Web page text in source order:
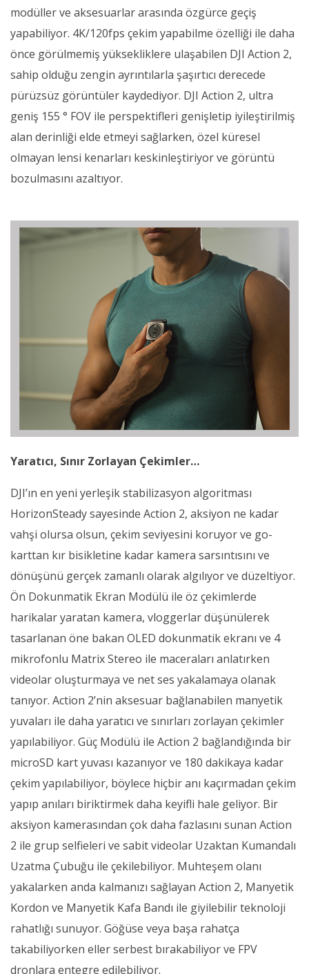
modüller ve aksesuarlar arasında özgürce geçiş
yapabiliyor. 4K/120fps çekim yapabilme özelliği ile daha
önce görülmemiş yüksekliklere ulaşabilen DJI Action 2,
sahip olduğu zengin ayrıntılarla şaşırtıcı derecede
pürüzsüz görüntüler kaydediyor. DJI Action 2, ultra
geniş 155 ° FOV ile perspektifleri genişletip iyileştirilmiş
alan derinliği elde etmeyi sağlarken, özel küresel
olmayan lensi kenarları keskinleştiriyor ve görüntü
bozulmasını azaltıyor.
Yaratıcı, Sınır Zorlayan Çekimler…
DJI’ın en yeni yerleşik stabilizasyon algoritması
HorizonSteady sayesinde Action 2, aksiyon ne kadar
vahşi olursa olsun, çekim seviyesini koruyor ve go-
karttan kır bisikletine kadar kamera sarsıntısını ve
dönüşünü gerçek zamanlı olarak algılıyor ve düzeltiyor.
Ön Dokunmatik Ekran Modülü ile öz çekimlerde
harikalar yaratan kamera, vloggerlar düşünülerek
tasarlanan öne bakan OLED dokunmatik ekranı ve 4
mikrofonlu Matrix Stereo ile maceraları anlatırken
videolar oluşturmaya ve net ses yakalamaya olanak
tanıyor. Action 2’nin aksesuar bağlanabilen manyetik
yuvaları ile daha yaratıcı ve sınırları zorlayan çekimler
yapılabiliyor. Güç Modülü ile Action 2 bağlandığında bir
microSD kart yuvası kazanıyor ve 180 dakikaya kadar
çekim yapılabiliyor, böylece hiçbir anı kaçırmadan çekim
yapıp anıları biriktirmek daha keyifli hale geliyor. Bir
aksiyon kamerasından çok daha fazlasını sunan Action
2 ile grup selfieleri ve sabit videolar Uzaktan Kumandalı
Uzatma Çubuğu ile çekilebiliyor. Muhteşem olanı
yakalarken anda kalmanızı sağlayan Action 2, Manyetik
Kordon ve Manyetik Kafa Bandı ile giyilebilir teknoloji
rahatlığı sunuyor. Göğüse veya başa rahatça
takabiliyorken eller serbest bırakabiliyor ve FPV
dronlara entegre edilebiliyor.